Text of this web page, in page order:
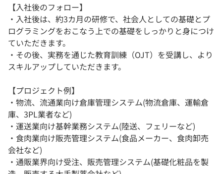
【入社後のフォロー】
・入社後は、約3カ月の研修で、社会人としての基礎とプ
ログラミングをおこなう上での基礎をしっかりと身につけ
ていただきます。
・その後、実務を通じた教育訓練（OJT）を受講し、より
スキルアップしていただきます。
【プロジェクト例】
・物流、流通業向け倉庫管理システム(物流倉庫、運輸倉
庫、3PL業者など)
・運送業向け基幹業務システム(陸送、フェリーなど)
・食肉業向け販売管理システム(食品メーカー、食肉卸売
会社など)
・通販業界向け受注、販売管理システム(基礎化粧品を製